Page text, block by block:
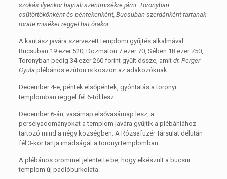
szokás ilyenkor hajnali szentmisékre járni. Toronyban
csütörtökönként és péntekenként, Bucsuban szerdánként tartanak
rorate miséket reggel hat órakor.
A karitász javára szervezett templomi gyűjtés alkalmával
Bucsuban 19 ezer 520, Dozmaton 7 ezer 70, Sében 18 ezer 750,
Toronyban pedig 34 ezer 260 forint gyűlt össze, amit dr. Perger
Gyula plébános ezúton is köszön az adakozóknak.
December 4-e, péntek elsőpéntek, gyóntatás a toronyi
templomban reggel fél 6-tól lesz.
December 6-án, vasárnap elsővasárnap lesz, a
perselyadományokat a templom javára gyűjtik a plébániához
tartozó mind a négy községben. A Rózsafüzér Társulat délután
fél 3-kor tartja imádságát a toronyi templomban.
A plébános örömmel jelentette be, hogy elkészült a bucsui
templom új padlóburkolata.